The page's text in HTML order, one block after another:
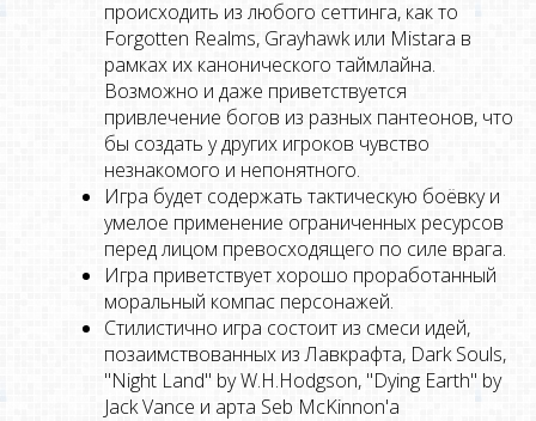
происходить из любого сеттинга, как то
Forgotten Realms, Grayhawk или Mistara в
рамках их канонического таймлайна.
Возможно и даже приветствуется
привлечение богов из разных пантеонов, что
бы создать у других игроков чувство
незнакомого и непонятного.
Игра будет содержать тактическую боёвку и
умелое применение ограниченных ресурсов
перед лицом превосходящего по силе врага.
Игра приветствует хорошо проработанный
моральный компас персонажей.
Стилистично игра состоит из смеси идей,
позаимствованных из Лавкрафта, Dark Souls,
"Night Land" by W.H.Hodgson, "Dying Earth" by
Jack Vance и арта Seb McKinnon'a